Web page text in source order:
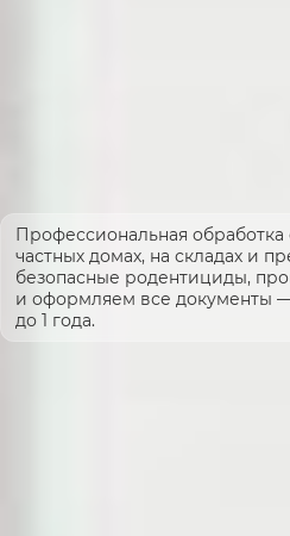
Профессиональная обработка
частных домах, на складах и
безопасные родентициды,
и оформляем все документы
до 1 года.